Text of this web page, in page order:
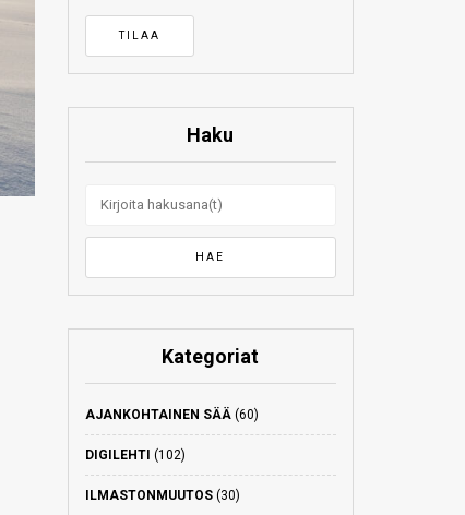
Haku
Kategoriat
AJANKOHTAINEN SÄÄ(60)
DIGILEHTI (102)
ILMASTONMUUTOS(30)